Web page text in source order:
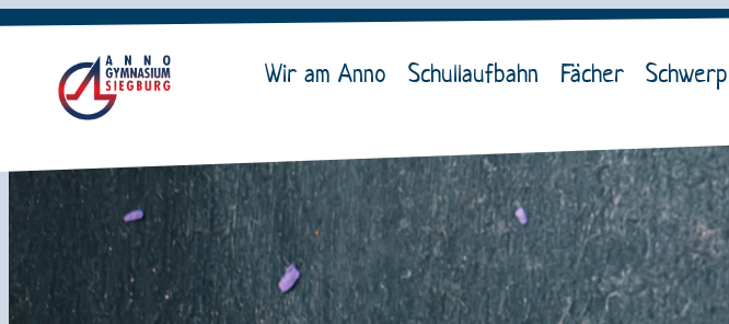
Wir am Anno Schullaufbahn Fächer